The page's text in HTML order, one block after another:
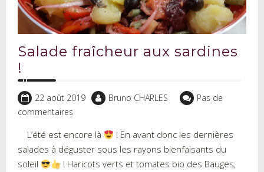
Salade fraîcheur aux sardines
!
22 août 2019 Bruno CHARLES
Pas de
commentaires
L’été est encore là
! En avant donc les dernières
salades à déguster sous les rayons bienfaisants du
soleil
! Haricots verts et tomates bio des Bauges,